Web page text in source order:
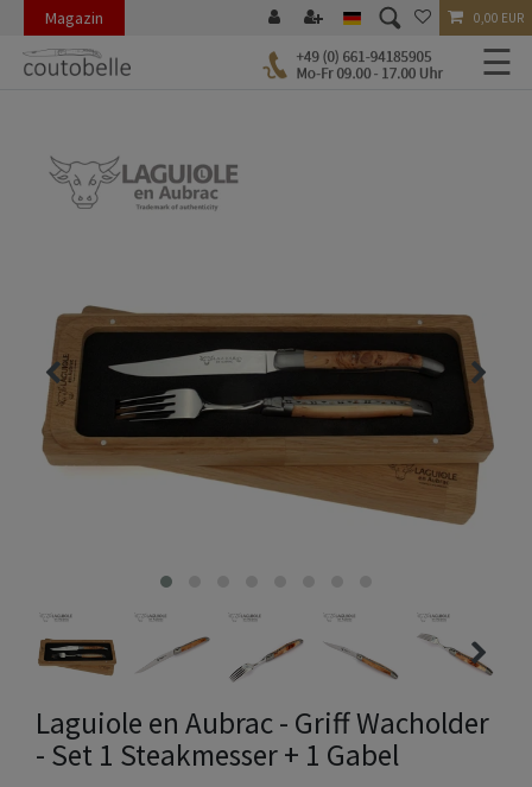
Magazin 0,00 EUR
☰
Laguiole en Aubrac - Griff Wacholder
- Set 1 Steakmesser + 1 Gabel